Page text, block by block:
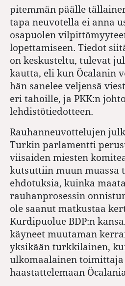
pitemmän päälle
tapa neuvotella ei anna
osapuolen
lopettamiseen. Tiedot
on keskusteltu, tulevat
kautta, eli kun Öcalanin
hän sanelee veljensä
eri tahoille, ja PKK:n
lehdistötiedotteen.
Rauhanneuvottelujen
Turkin parlamentti
viisaiden miesten
kutsuttiin muun muassa
ehdotuksia, kuinka
rauhanprosessin
ole saanut matkustaa
Kurdipuolue BDP:n
käyneet muutaman
yksikään turkkilainen,
ulkomaalainen toimittaja
haastattelemaan